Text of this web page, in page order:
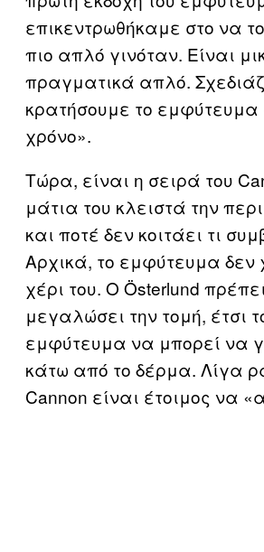
επικεντρωθήκαμε στο να
πιο απλό γινόταν. Είναι
πραγματικά απλό.
κρατήσουμε το εμφύτευμα
χρόνο».
Τώρα, είναι η σειρά του
μάτια του κλειστά την
και ποτέ δεν κοιτάει τι
Αρχικά, το εμφύτευμα δεν
χέρι του. Ο Österlund
μεγαλώσει την τομή, έτσι
εμφύτευμα να μπορεί να
κάτω από το δέρμα. Λίγα
Cannon είναι έτοιμος να